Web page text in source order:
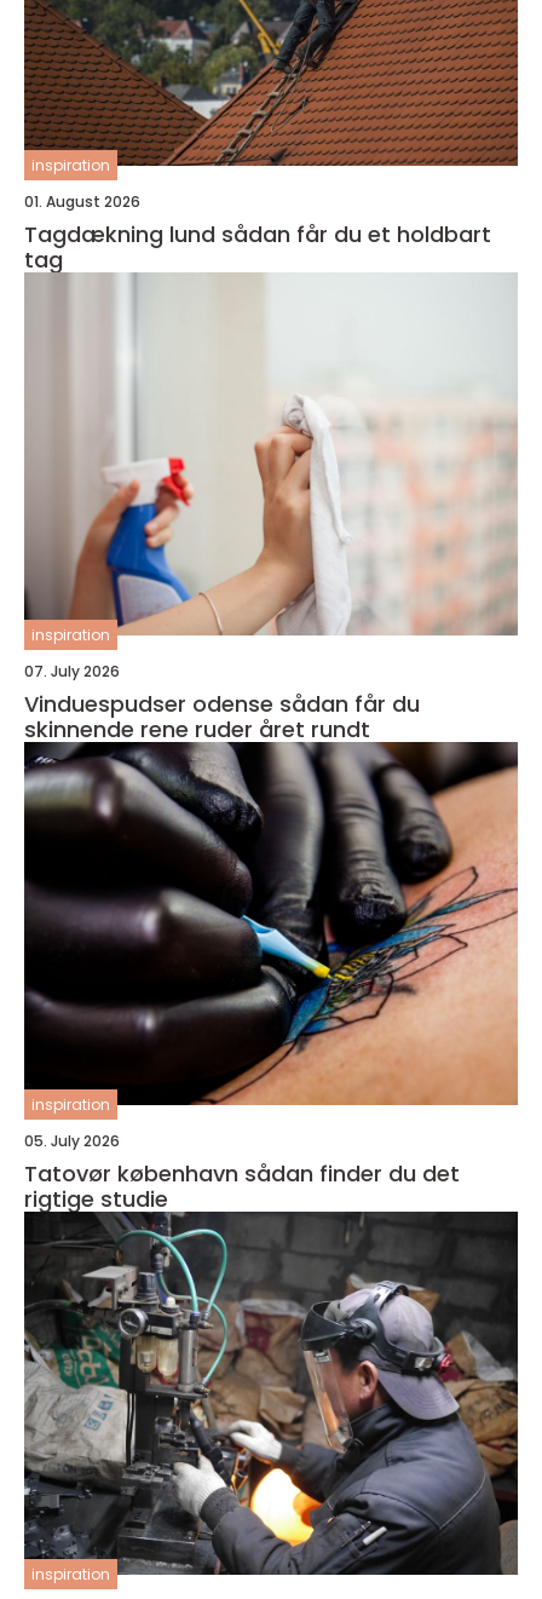
inspiration
01. August 2026
Tagdækning lund sådan får du et holdbart
tag
inspiration
07. July 2026
Vinduespudser odense sådan får du
skinnende rene ruder året rundt
inspiration
05. July 2026
Tatovør københavn sådan finder du det
rigtige studie
inspiration